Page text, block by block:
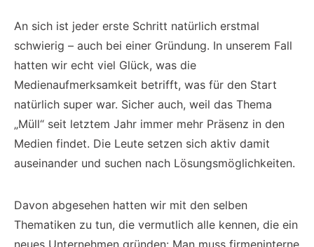
An sich ist jeder erste Schritt natürlich erstmal
schwierig – auch bei einer Gründung. In unserem Fall
hatten wir echt viel Glück, was die
Medienaufmerksamkeit betrifft, was für den Start
natürlich super war. Sicher auch, weil das Thema
„Müll“ seit letztem Jahr immer mehr Präsenz in den
Medien findet. Die Leute setzen sich aktiv damit
auseinander und suchen nach Lösungsmöglichkeiten.
Davon abgesehen hatten wir mit den selben
Thematiken zu tun, die vermutlich alle kennen, die ein
neues Unternehmen gründen: Man muss firmeninterne